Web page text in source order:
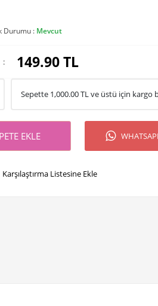
Durumu : Mevcut
: 149.90TL
Sepette 1,000.00TL ve üstü için kargo
EKLE
Karşılaştırma Listesine Ekle